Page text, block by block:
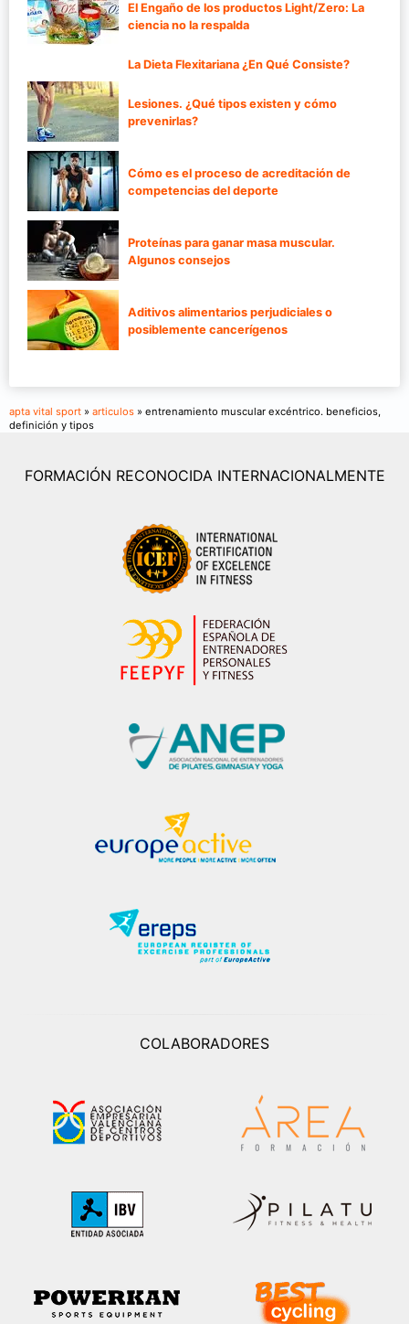
El Engaño de los productos Light/Zero: La
ciencia no la respalda
La Dieta Flexitariana ¿En Qué Consiste?
Lesiones. ¿Qué tipos existen y cómo
prevenirlas?
Cómo es el proceso de acreditación de
competencias del deporte
Proteínas para ganar masa muscular.
Algunos consejos
Aditivos alimentarios perjudiciales o
posiblemente cancerígenos
apta vital sport » articulos » entrenamiento muscular excéntrico. beneficios,
definición y tipos
FORMACIÓN RECONOCIDA INTERNACIONALMENTE
COLABORADORES